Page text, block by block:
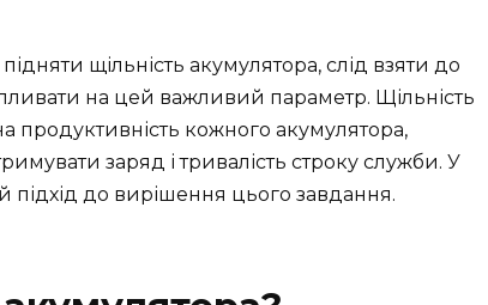
щільність акумулятора, слід взяти до
на цей важливий параметр. Щільність
продуктивність кожного акумулятора,
заряд і тривалість строку служби. У
підхід до вирішення цього завдання.